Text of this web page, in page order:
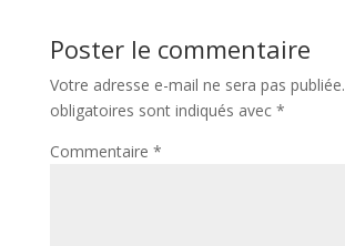
Poster le commentaire
Votre adresse e-mail ne sera pas publiée.
obligatoires sont indiqués avec *
Commentaire *